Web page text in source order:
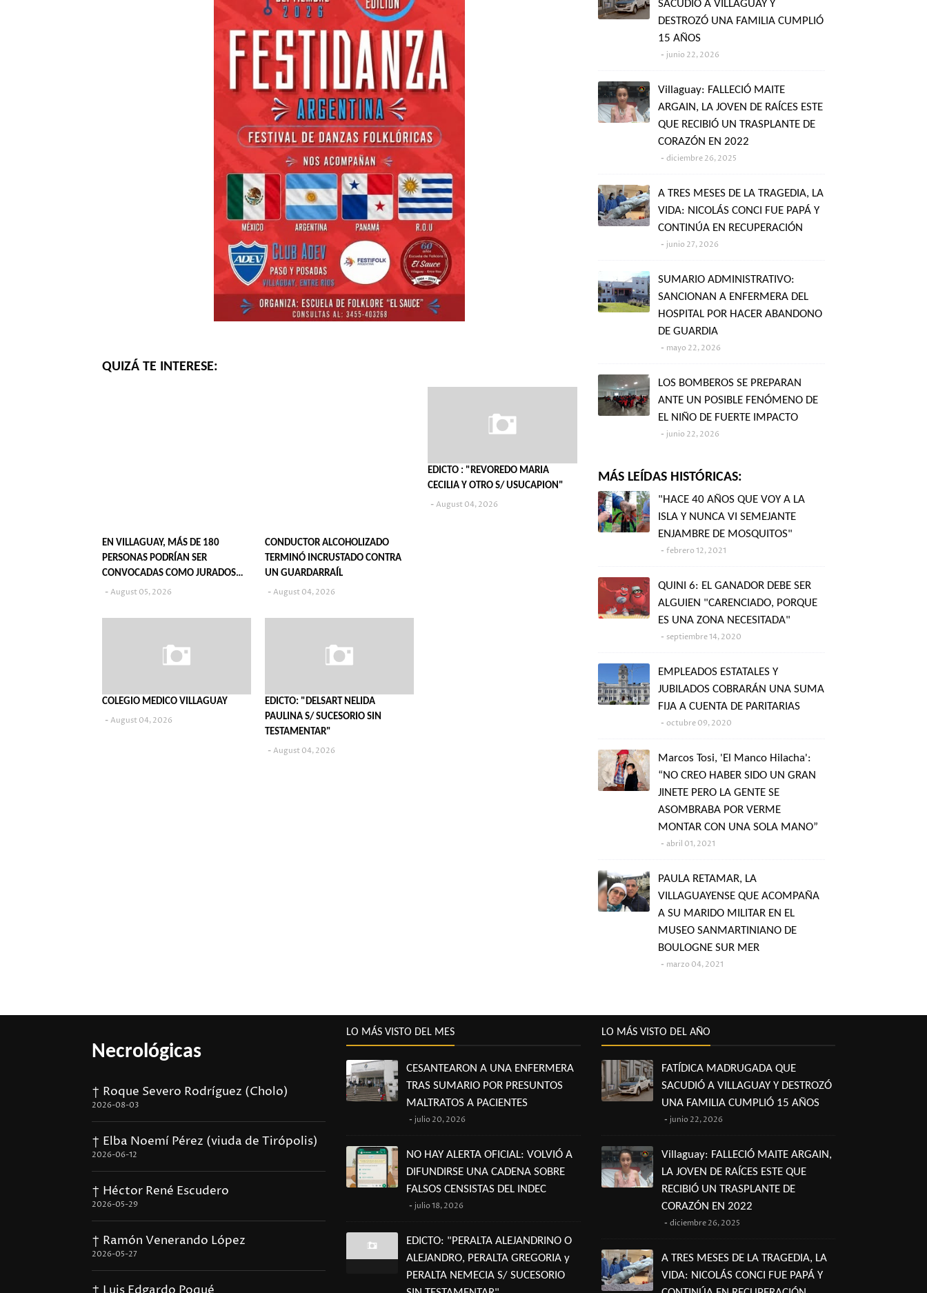
QUIZÁ TE INTERESE:
EN VILLAGUAY, MÁS DE 180
PERSONAS PODRÍAN SER
CONVOCADAS COMO JURADOS
POPULARES EN 2027
August 05, 2026
CONDUCTOR ALCOHOLIZADO
TERMINÓ INCRUSTADO CONTRA
UN GUARDARRAÍL
August 04, 2026
EDICTO : "REVOREDO MARIA
CECILIA Y OTRO S/ USUCAPION"
August 04, 2026
COLEGIO MEDICO VILLAGUAY
August 04, 2026
EDICTO: "DELSART NELIDA
PAULINA S/ SUCESORIO SIN
TESTAMENTAR"
August 04, 2026
SACUDIÓ A VILLAGUAY Y
DESTROZÓ UNA FAMILIA CUMPLIÓ
15 AÑOS
junio 22, 2026
Villaguay: FALLECIÓ MAITE
ARGAIN, LA JOVEN DE RAÍCES ESTE
QUE RECIBIÓ UN TRASPLANTE DE
CORAZÓN EN 2022
diciembre 26, 2025
A TRES MESES DE LA TRAGEDIA, LA
VIDA: NICOLÁS CONCI FUE PAPÁ Y
CONTINÚA EN RECUPERACIÓN
junio 27, 2026
SUMARIO ADMINISTRATIVO:
SANCIONAN A ENFERMERA DEL
HOSPITAL POR HACER ABANDONO
DE GUARDIA
mayo 22, 2026
LOS BOMBEROS SE PREPARAN
ANTE UN POSIBLE FENÓMENO DE
EL NIÑO DE FUERTE IMPACTO
junio 22, 2026
MÁS LEÍDAS HISTÓRICAS:
"HACE 40 AÑOS QUE VOY A LA
ISLA Y NUNCA VI SEMEJANTE
ENJAMBRE DE MOSQUITOS"
febrero 12, 2021
QUINI 6: EL GANADOR DEBE SER
ALGUIEN "CARENCIADO, PORQUE
ES UNA ZONA NECESITADA"
septiembre 14, 2020
EMPLEADOS ESTATALES Y
JUBILADOS COBRARÁN UNA SUMA
FIJA A CUENTA DE PARITARIAS
octubre 09, 2020
Marcos Tosi, 'El Manco Hilacha':
“NO CREO HABER SIDO UN GRAN
JINETE PERO LA GENTE SE
ASOMBRABA POR VERME
MONTAR CON UNA SOLA MANO”
abril 01, 2021
PAULA RETAMAR, LA
VILLAGUAYENSE QUE ACOMPAÑA
A SU MARIDO MILITAR EN EL
MUSEO SANMARTINIANO DE
BOULOGNE SUR MER
marzo 04, 2021
Necrológicas
† Roque Severo Rodríguez (Cholo)
2026-08-03
† Elba Noemí Pérez (viuda de Tirópolis)
2026-06-12
† Héctor René Escudero
2026-05-29
† Ramón Venerando López
2026-05-27
LO MÁS VISTO DEL MES
CESANTEARON A UNA ENFERMERA
TRAS SUMARIO POR PRESUNTOS
MALTRATOS A PACIENTES
julio 20, 2026
NO HAY ALERTA OFICIAL: VOLVIÓ A
DIFUNDIRSE UNA CADENA SOBRE
FALSOS CENSISTAS DEL INDEC
julio 18, 2026
EDICTO: "PERALTA ALEJANDRINO O
ALEJANDRO, PERALTA GREGORIA y
PERALTA NEMECIA S/ SUCESORIO
LO MÁS VISTO DEL AÑO
FATÍDICA MADRUGADA QUE
SACUDIÓ A VILLAGUAY Y DESTROZÓ
UNA FAMILIA CUMPLIÓ 15 AÑOS
junio 22, 2026
Villaguay: FALLECIÓ MAITE ARGAIN,
LA JOVEN DE RAÍCES ESTE QUE
RECIBIÓ UN TRASPLANTE DE
CORAZÓN EN 2022
diciembre 26, 2025
A TRES MESES DE LA TRAGEDIA, LA
VIDA: NICOLÁS CONCI FUE PAPÁ Y